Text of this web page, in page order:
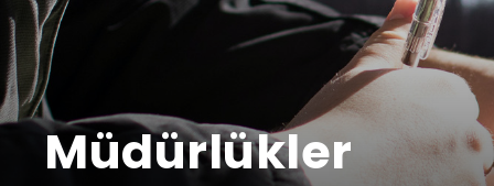
Müdürlükler